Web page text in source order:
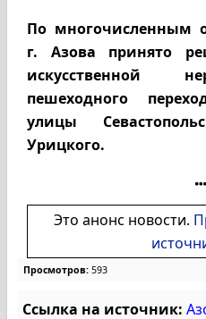
По многочисленным
г. Азова принято
искусственной
пешеходного
улицы
Урицкого.
Это анонс новости.
Просмотров: 593
Ссылка на источник: